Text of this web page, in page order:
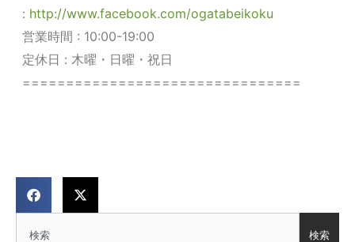
: http://www.facebook.com/ogatabeikoku
営業時間 : 10:00-19:00
定休日 : 木曜・日曜・祝日
================================
検索